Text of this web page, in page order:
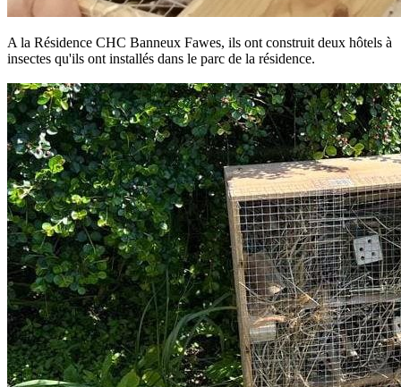
A la Résidence CHC Banneux Fawes, ils ont construit deux hôtels à
insectes qu'ils ont installés dans le parc de la résidence.